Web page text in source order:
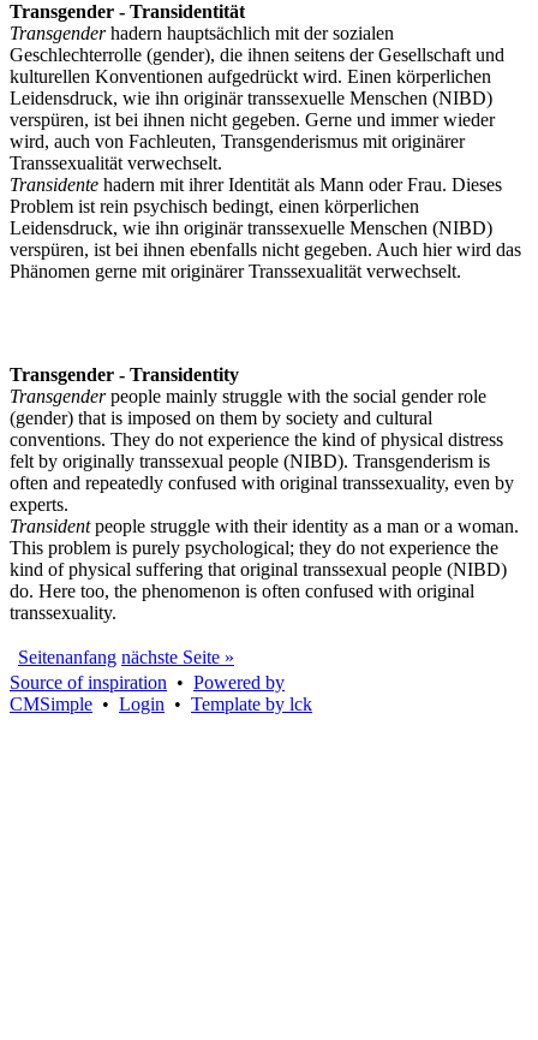
Transgender - Transidentität
Transgenderhadern hauptsächlich mit der sozialen
Geschlechterrolle (gender), die ihnen seitens der Gesellschaft und
kulturellen Konventionen aufgedrückt wird. Einen körperlichen
Leidensdruck, wie ihn originär transsexuelle Menschen (NIBD)
verspüren, ist bei ihnen nicht gegeben. Gerne und immer wieder
wird, auch von Fachleuten, Transgenderismus mit originärer
Transsexualität verwechselt.
Transidente hadern mit ihrer Identität als Mann oder Frau. Dieses
Problem ist rein psychisch bedingt, einen körperlichen
Leidensdruck, wie ihn originär transsexuelle Menschen (NIBD)
verspüren, ist bei ihnen ebenfalls nicht gegeben. Auch hier wird das
Phänomen gerne mit originärer Transsexualität verwechselt.
Transgender - Transidentity
Transgenderpeople mainly struggle with the social gender role
(gender) that is imposed on them by society and cultural
conventions. They do not experience the kind of physical distress
felt by originally transsexual people (NIBD). Transgenderism is
often and repeatedly confused with original transsexuality, even by
experts.
Transidentpeople struggle with their identity as a man or a woman.
This problem is purely psychological; they do not experience the
kind of physical suffering that original transsexual people (NIBD)
do. Here too, the phenomenon is often confused with original
transsexuality.
Seitenanfang nächste Seite »
Source of inspiration • Powered by
CMSimple • Login • Template by lck